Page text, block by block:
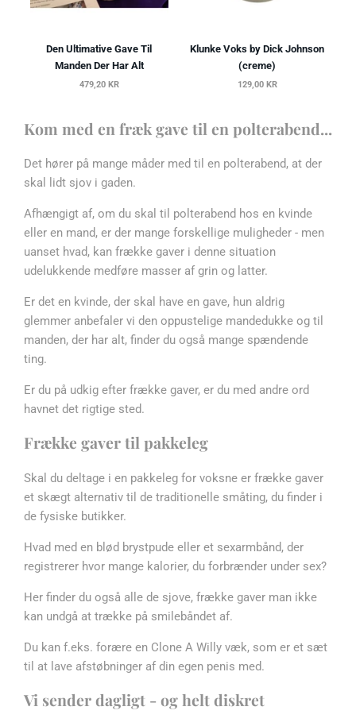
Den Ultimative Gave Til
Manden Der Har Alt
479,20 KR
Klunke Voks by Dick Johnson
(creme)
129,00 KR
Kom med en fræk gave til en polterabend...
Det hører på mange måder med til en polterabend, at der
skal lidt sjov i gaden.
Afhængigt af, om du skal til polterabend hos en kvinde
eller en mand, er der mange forskellige muligheder - men
uanset hvad, kan frække gaver i denne situation
udelukkende medføre masser af grin og latter.
Er det en kvinde, der skal have en gave, hun aldrig
glemmer anbefaler vi den oppustelige mandedukke og til
manden, der har alt, finder du også mange spændende
ting.
Er du på udkig efter frække gaver, er du med andre ord
havnet det rigtige sted.
Frække gaver til pakkeleg
Skal du deltage i en pakkeleg for voksne er frække gaver
et skægt alternativ til de traditionelle småting, du finder i
de fysiske butikker.
Hvad med en blød brystpude eller et sexarmbånd, der
registrerer hvor mange kalorier, du forbrænder under sex?
Her finder du også alle de sjove, frække gaver man ikke
kan undgå at trække på smilebåndet af.
Du kan f.eks. forære en Clone A Willy væk, som er et sæt
til at lave afstøbninger af din egen penis med.
Vi sender dagligt - og helt diskret